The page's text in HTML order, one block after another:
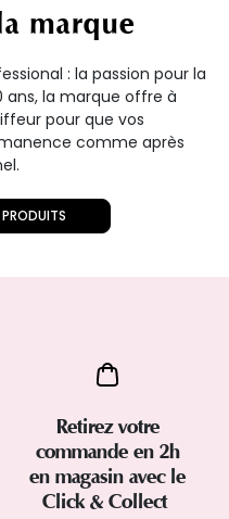
marque
: la passion pour la
ans, la marque offre à
pour que vos
comme après
Retirez votre
commande en 2h
en magasin avec le
Click & Collect